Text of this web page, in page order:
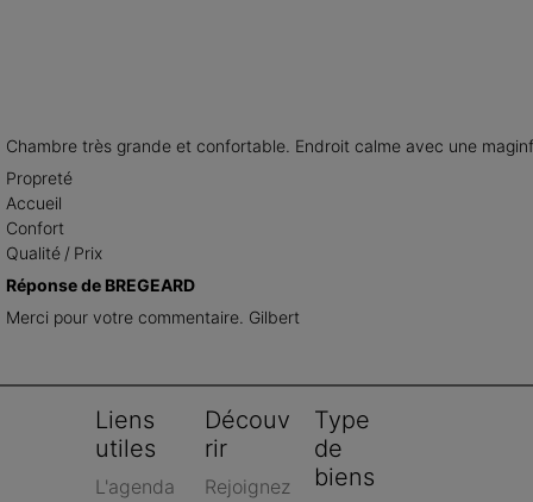
Chambre très grande et confortable. Endroit calme avec une
Propreté
Accueil
Confort
Qualité / Prix
Réponse de BREGEARD
Merci pour votre commentaire. Gilbert
Liens
utiles
L'agenda
Découv
rir
Rejoignez
Type
de
biens